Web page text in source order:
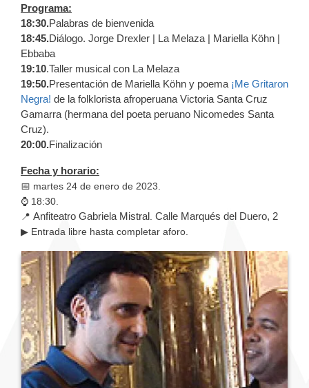
Programa:
18:30.Palabras de bienvenida
18:45.Diálogo. Jorge Drexler | La Melaza | Mariella Köhn |
Ebbaba
19:10.Taller musical con La Melaza
19:50.Presentación de Mariella Köhn y poema ¡Me Gritaron
Negra! de la folklorista afroperuana Victoria Santa Cruz
Gamarra (hermana del poeta peruano Nicomedes Santa
Cruz).
20:00.Finalización
Fecha y horario:
📅 martes 24 de enero de 2023.
⌚ 18:30.
📍 Anfiteatro Gabriela Mistral. Calle Marqués del Duero, 2
▶ Entrada libre hasta completar aforo.